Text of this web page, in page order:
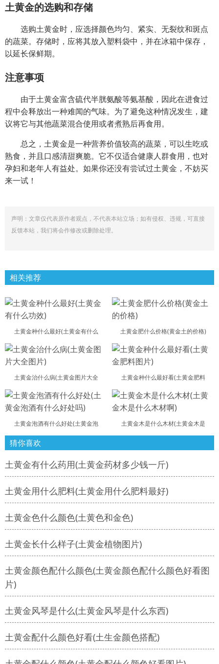
土黄金的选购和存储
选购土黄金时，应选择颜色均匀、紧实、无裂纹和斑点
的蔬菜。存储时，应将其放入塑料袋中，并在冰箱中保存，
以延长保鲜期。
注意事项
由于土黄金富含硫代半胱氨酸等氨基酸，因此在进食过
程中会释放出一种难闻的气味。为了避免这种情况发生，建
议将它与其他蔬菜混合使用或者煮熟后再食用。
总之，土黄金是一种营养价值较高的蔬菜，可以生吃或
熟食，并且口感清甜爽脆。它不仅适合健康人群食用，也对
孕妇和老年人有益处。如果你还没有尝试过土黄金，不妨买
来一试！
声明：文章仅代表原作者观点，不代表本站立场；如有侵权、违规，可直接
反馈本站，我们将会作修改或删除处理。
相关推荐
土黄金种什么最好(土黄金有什么 土黄金肥什么价格(黄金土的价格)
土黄金治什么病(土黄金图片大全 土黄金种什么最好看(土黄金肥料
土黄金泡酒有什么好处(土黄金泡 土黄金木是什么木材(土黄金木是
猜你喜欢
土黄金有什么药用(土黄金药材多少钱一斤)
土黄金用什么肥料(土黄金用什么肥料最好)
土黄金色什么颜色(土黄色和金色)
土黄金长什么样子(土黄金植物图片)
土黄金颜色配什么颜色(土黄金颜色配什么颜色好看图
片)
土黄金风琴是什么(土黄金风琴是什么东西)
土黄金配什么颜色好看(土生金颜色搭配)